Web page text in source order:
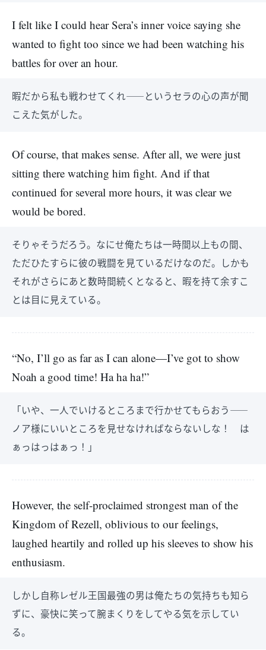
I felt like I could hear Sera’s inner voice saying she
wanted to fight too since we had been watching his
battles for over an hour.
暇だから私も戦わせてくれ――というセラの心の声が聞
こえた気がした。
Of course, that makes sense. After all, we were just
sitting there watching him fight. And if that
continued for several more hours, it was clear we
would be bored.
そりゃそうだろう。なにせ俺たちは一時間以上もの間、
ただひたすらに彼の戦闘を見ているだけなのだ。しかも
それがさらにあと数時間続くとなると、暇を持て余すこ
とは目に見えている。
“No, I’ll go as far as I can alone—I’ve got to show
Noah a good time! Ha ha ha!”
「いや、一人でいけるところまで行かせてもらおう――
ノア様にいいところを見せなければならないしな！ は
ぁっはっはぁっ！」
However, the self-proclaimed strongest man of the
Kingdom of Rezell, oblivious to our feelings,
laughed heartily and rolled up his sleeves to show his
enthusiasm.
しかし自称レゼル王国最強の男は俺たちの気持ちも知ら
ずに、豪快に笑って腕まくりをしてやる気を示してい
る。